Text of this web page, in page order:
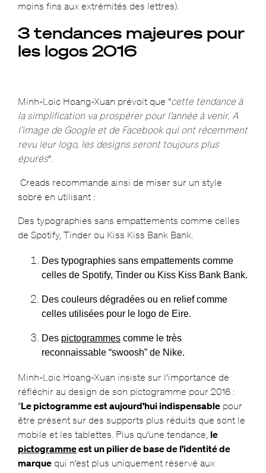
moins fins aux extrémités des lettres).
3 tendances majeures pour
les logos 2016
Minh-Loic Hoang-Xuan prévoit que “cette tendance à
la simplification va prospérer pour l’année à venir. A
l’image de Google et de Facebook qui ont récemment
revu leur logo, les designs seront toujours plus
épurés”.
Creads recommande ainsi de miser sur un style
sobre en utilisant :
Des typographies sans empattements comme celles
de Spotify, Tinder ou Kiss Kiss Bank Bank.
Des typographies sans empattements comme
celles de Spotify, Tinder ou Kiss Kiss Bank Bank.
Des couleurs dégradées ou en relief comme
celles utilisées pour le logo de Eire.
Des pictogrammescomme le très
reconnaissable “swoosh” de Nike.
Minh-Loic Hoang-Xuan insiste sur l’importance de
réfléchir au design de son pictogramme pour 2016 :
“Le pictogramme est aujourd’hui indispensablepour
être présent sur des supports plus réduits que sont le
mobile et les tablettes. Plus qu’une tendance, le
pictogrammeest un pilier de base de l’identité de
marquequi n’est plus uniquement réservé aux